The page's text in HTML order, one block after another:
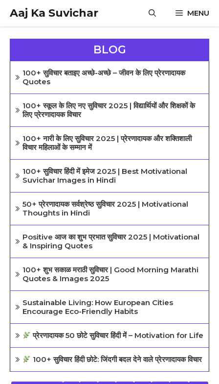
content
Aaj Ka Suvichar MENU
BLOG
100+ सुविचार बताइए अच्छे-अच्छे – जीवन के लिए प्रेरणादायक
Quotes
100+ स्कूल के लिए नए सुविचार 2025 | विद्यार्थियों और शिक्षकों के
लिए प्रेरणादायक विचार
100+ नारी के लिए सुविचार 2025 | प्रेरणादायक और शक्तिशाली
विचार महिलाओं के सम्मान में
100+ सुविचार हिंदी में इमेज 2025 | Best Motivational
Suvichar Images in Hindi
50+ प्रेरणादायक सर्वश्रेष्ठ सुविचार 2025 | Motivational
Thoughts in Hindi
Positive आज का शुभ प्रभात सुविचार 2025 | Motivational
& Inspiring Quotes
100+ शुभ सकाळ मराठी सुविचार | Good Morning Marathi
Quotes & Images 2025
Sustainable Living: How European Cities
Encourage Eco-Friendly Habits
प्रेरणादायक 50 छोटे सुविचार हिंदी में – Motivation for Life
100+ सुविचार हिंदी छोटे: जिंदगी बदल देने वाले प्रेरणादायक विचार